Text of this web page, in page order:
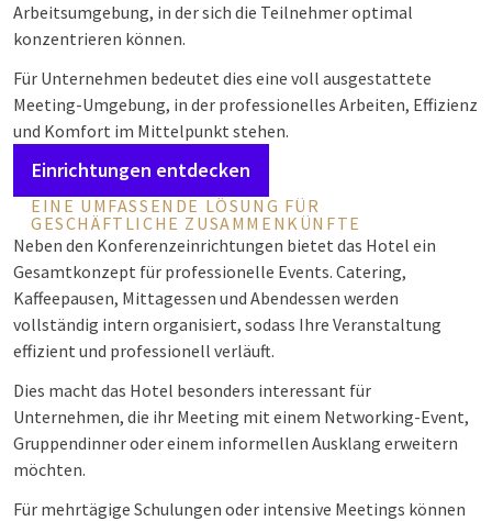
Arbeitsumgebung, in der sich die Teilnehmer optimal
konzentrieren können.
Für Unternehmen bedeutet dies eine voll ausgestattete
Meeting-Umgebung, in der professionelles Arbeiten, Effizienz
und Komfort im Mittelpunkt stehen.
Einrichtungen entdecken
EINE UMFASSENDE LÖSUNG FÜR
GESCHÄFTLICHE ZUSAMMENKÜNFTE
Neben den Konferenzeinrichtungen bietet das Hotel ein
Gesamtkonzept für professionelle Events. Catering,
Kaffeepausen, Mittagessen und Abendessen werden
vollständig intern organisiert, sodass Ihre Veranstaltung
effizient und professionell verläuft.
Dies macht das Hotel besonders interessant für
Unternehmen, die ihr Meeting mit einem Networking-Event,
Gruppendinner oder einem informellen Ausklang erweitern
möchten.
Für mehrtägige Schulungen oder intensive Meetings können